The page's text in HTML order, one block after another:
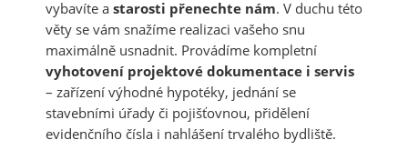
vybavíte a starosti přenechte nám. V duchu této
věty se vám snažíme realizaci vašeho snu
maximálně usnadnit. Provádíme kompletní
vyhotovení projektové dokumentace i servis
– zařízení výhodné hypotéky, jednání se
stavebními úřady či pojišťovnou, přidělení
evidenčního čísla i nahlášení trvalého bydliště.